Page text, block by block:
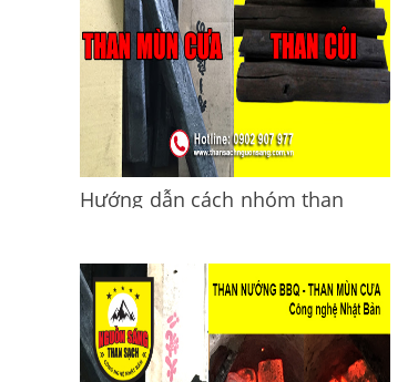
Hướng dẫn cách nhóm than
Hướng dẫn cách nhóm than nướng
không khói (Than Mùn Cưa) hoặc Than
hoa (than củi).GIAO HÀNG NHANH